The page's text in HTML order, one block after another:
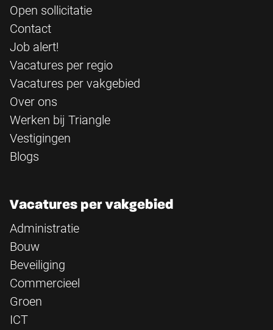
Open sollicitatie
Contact
Job alert!
Vacatures per regio
Vacatures per vakgebied
Over ons
Werken bij Triangle
Vestigingen
Blogs
Vacatures per vakgebied
Administratie
Bouw
Beveiliging
Commercieel
Groen
ICT